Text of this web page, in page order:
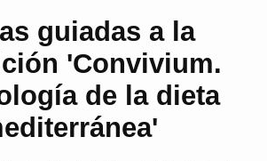
guiadas a la
'Convivium.
de la dieta